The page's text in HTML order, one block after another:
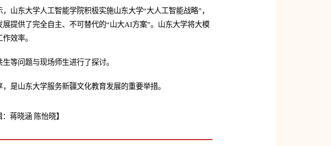
山东大学人工智能学院积极实施山东大学“大人工智能战略”，
提供了完全自主、不可替代的“山大AI方案”。山东大学将大模
效率。
等问题与现场师生进行了探讨。
是山东大学服务新疆文化教育发展的重要举措。
蒋晓涵 陈怡晓】